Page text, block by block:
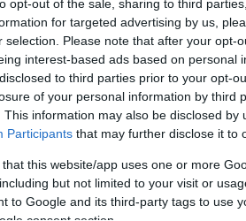
opt-out of the sale, sharing to third
for targeted advertising by us,
selection. Please note that after your opt-
interest-based ads based on personal
to third parties prior to your opt-
of your personal information by third
This information may also be disclosed by
Participants that may further disclose it to
that this website/app uses one or more
but not limited to your visit or
to Google and its third-party tags to use
το ΕΘΝΟΣ στη Google
εκπομπή «Breakfast at
του στις συναυλίες, ενώ
εμφανίζονται στο Ηρώδειο.